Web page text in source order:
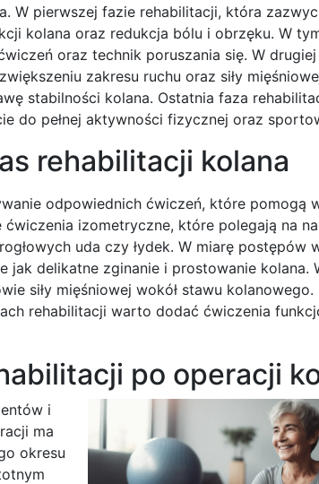
W pierwszej fazie rehabilitacji, która
kolana oraz redukcja bólu i obrzęku. W
oraz technik poruszania się. W
zakresu ruchu oraz siły
stabilności kolana. Ostatnia faza
do pełnej aktywności fizycznej oraz
rehabilitacji kolana
odpowiednich ćwiczeń, które pomogą
izometryczne, które polegają na
uda czy łydek. W miarę postępów
delikatne zginanie i prostowanie kolana.
siły mięśniowej wokół stawu
rehabilitacji warto dodać ćwiczenia
po operacji
i
ma
okresu